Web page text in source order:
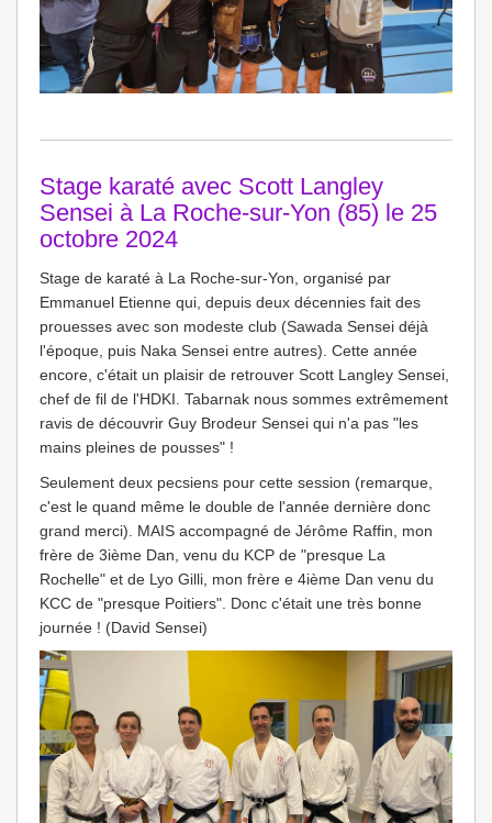
Stage karaté avec Scott Langley
Sensei à La Roche-sur-Yon (85) le 25
octobre 2024
Stage de karaté à La Roche-sur-Yon, organisé par
Emmanuel Etienne qui, depuis deux décennies fait des
prouesses avec son modeste club (Sawada Sensei déjà
l'époque, puis Naka Sensei entre autres). Cette année
encore, c'était un plaisir de retrouver Scott Langley Sensei,
chef de fil de l'HDKI. Tabarnak nous sommes extrêmement
ravis de découvrir Guy Brodeur Sensei qui n'a pas "les
mains pleines de pousses" !
Seulement deux pecsiens pour cette session (remarque,
c'est le quand même le double de l'année dernière donc
grand merci). MAIS accompagné de Jérôme Raffin, mon
frère de 3ième Dan, venu du KCP de "presque La
Rochelle" et de Lyo Gilli, mon frère e 4ième Dan venu du
KCC de "presque Poitiers". Donc c'était une très bonne
journée ! (David Sensei)